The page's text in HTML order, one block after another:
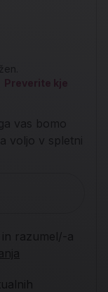
Preverite kje
vas bomo
voljo v spletni
razumel/-a